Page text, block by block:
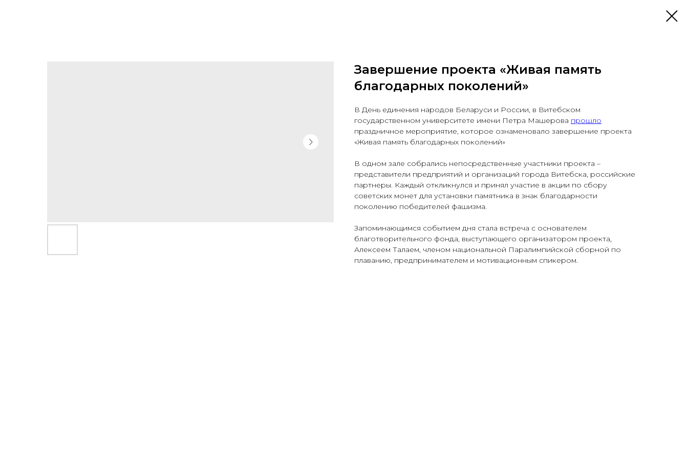
Завершение проекта «Живая память
благодарных поколений»
В День единения народов Беларуси и России, в Витебском
государственном университете имени Петра Машерова прошло
праздничное мероприятие, которое ознаменовало завершение проекта
«Живая память благодарных поколений»
В одном зале собрались непосредственные участники проекта –
представители предприятий и организаций города Витебска, российские
партнеры. Каждый откликнулся и принял участие в акции по сбору
советских монет для установки памятника в знак благодарности
поколению победителей фашизма.
Запоминающимся событием дня стала встреча с основателем
благотворительного фонда, выступающего организатором проекта,
Алексеем Талаем, членом национальной Паралимпийской сборной по
плаванию, предпринимателем и мотивационным спикером.